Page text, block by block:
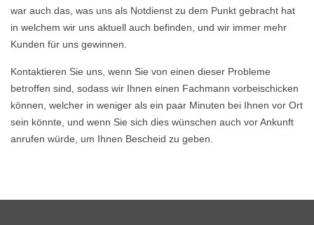
war auch das, was uns als Notdienst zu dem Punkt gebracht hat
in welchem wir uns aktuell auch befinden, und wir immer mehr
Kunden für uns gewinnen.
Kontaktieren Sie uns, wenn Sie von einen dieser Probleme
betroffen sind, sodass wir Ihnen einen Fachmann vorbeischicken
können, welcher in weniger als ein paar Minuten bei Ihnen vor Ort
sein könnte, und wenn Sie sich dies wünschen auch vor Ankunft
anrufen würde, um Ihnen Bescheid zu geben.